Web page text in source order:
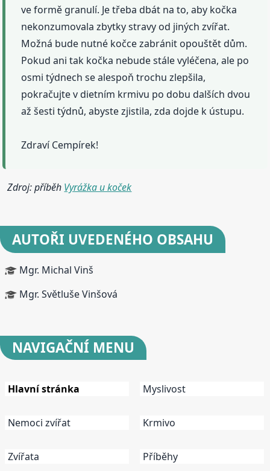
ve formě granulí. Je třeba dbát na to, aby kočka
nekonzumovala zbytky stravy od jiných zvířat.
Možná bude nutné kočce zabránit opouštět dům.
Pokud ani tak kočka nebude stále vyléčena, ale po
osmi týdnech se alespoň trochu zlepšila,
pokračujte v dietním krmivu po dobu dalších dvou
až šesti týdnů, abyste zjistila, zda dojde k ústupu.
Zdraví Cempírek!
Zdroj: příběh Vyrážka u koček
AUTOŘI UVEDENÉHO OBSAHU
Mgr. Michal Vinš
Mgr. Světluše Vinšová
NAVIGAČNÍ MENU
Hlavní stránka
Nemoci zvířat
Zvířata
Myslivost
Krmivo
Příběhy